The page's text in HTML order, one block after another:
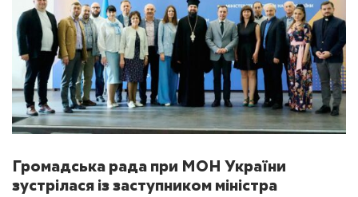
Громадська рада при МОН України
зустрілася із заступником міністра